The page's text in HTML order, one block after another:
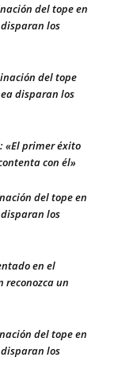
del tope en
los
del tope
disparan los
«El primer éxito
con él»
del tope en
los
en el
reconozca un
del tope en
los